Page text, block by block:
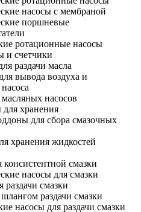
насосы с мембраной
поршневые
ротационные насосы
и счетчики
раздачи масла
вывода воздуха и
насосов
хранения
для сбора смазочных
хранения жидкостей
смазки
насосы для смазки
смазки
раздачи смазки
насосы для раздачи смазки